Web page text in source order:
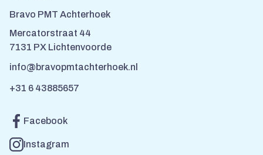
Bravo PMT Achterhoek
Mercatorstraat 44
7131 PX Lichtenvoorde
info@bravopmtachterhoek.nl
+31 6 43885657
Facebook
Instagram